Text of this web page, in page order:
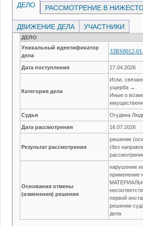
ДЕЛО РАССМОТРЕНИЕ В
ДВИЖЕНИЕ ДЕЛА УЧАСТНИКИ
ДЕЛО
Уникальный идентификатор
дела
33RS0012-
Дата поступления 27.04.2026
Категория дела
Иски,
ущерба →
Иные о
Судья Огудина
Дата рассмотрения 16.07.2026
Результат рассмотрения
решение
(без
Основания отмены
(изменения) решения
нарушение
применение
первой
решении
дела